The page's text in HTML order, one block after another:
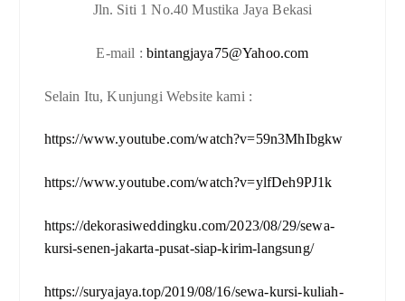
Jln. Siti 1 No.40 Mustika Jaya Bekasi
E-mail : bintangjaya75@Yahoo.com
Selain Itu, Kunjungi Website kami :
https://www.youtube.com/watch?v=59n3MhIbgkw
https://www.youtube.com/watch?v=ylfDeh9PJ1k
https://dekorasiweddingku.com/2023/08/29/sewa-
kursi-senen-jakarta-pusat-siap-kirim-langsung/
https://suryajaya.top/2019/08/16/sewa-kursi-kuliah-